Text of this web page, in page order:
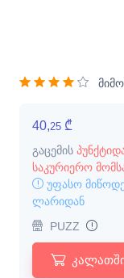
40,25 ₾
გაცემის
საკურიერო
უფასო
ლარიდან
PUZZ